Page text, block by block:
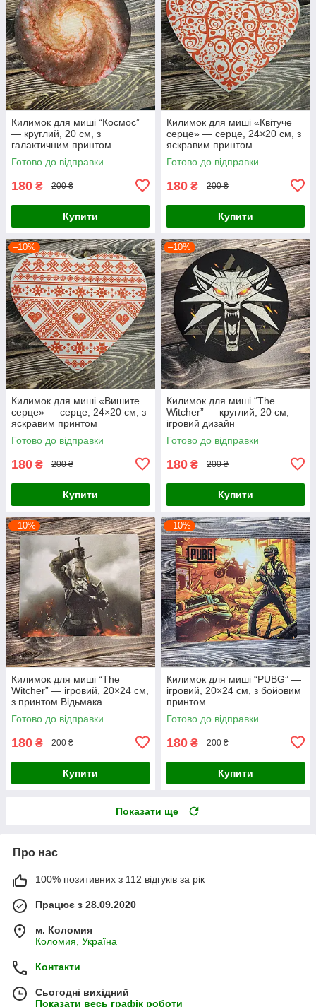
Килимок для миші “Космос”
— круглий, 20 см, з
галактичним принтом
Готово до відправки
180 ₴ 200 ₴
Купити
Килимок для миші «Квітуче
серце» — серце, 24×20 см, з
яскравим принтом
Готово до відправки
180 ₴ 200 ₴
Купити
–10%
Килимок для миші «Вишите
серце» — серце, 24×20 см, з
яскравим принтом
Готово до відправки
180 ₴ 200 ₴
Купити
–10%
Килимок для миші “The
Witcher” — круглий, 20 см,
ігровий дизайн
Готово до відправки
180 ₴ 200 ₴
Купити
–10%
Килимок для миші “The
Witcher” — ігровий, 20×24 см,
з принтом Відьмака
Готово до відправки
180 ₴ 200 ₴
Купити
–10%
Килимок для миші “PUBG” —
ігровий, 20×24 см, з бойовим
принтом
Готово до відправки
180 ₴ 200 ₴
Купити
Показати ще
Про нас
100% позитивних з 112 відгуків за рік
Працює з 28.09.2020
м. Коломия
Коломия, Україна
Контакти
Сьогодні вихідний
Показати весь графік роботи